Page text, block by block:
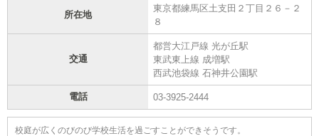
所在地
東京都練馬区土支田２丁目２６－２
８
交通
都営大江戸線 光が丘駅
東武東上線 成増駅
西武池袋線 石神井公園駅
電話 03-3925-2444
校庭が広くのびのび学校生活を過ごすことができそうです。